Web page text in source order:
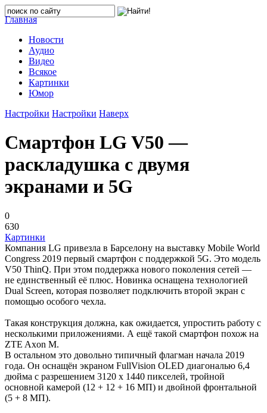
Главная
Новости
Аудио
Видео
Всякое
Картинки
Юмор
Настройки Настройки Наверх
Смартфон LG V50 —
раскладушка с двумя
экранами и 5G
0
630
Картинки
Компания LG привезла в Барселону на выставку Mobile World
Congress 2019 первый смартфон с поддержкой 5G. Это модель
V50 ThinQ. При этом поддержка нового поколения сетей —
не единственный её плюс. Новинка оснащена технологией
Dual Screen, которая позволяет подключить второй экран с
помощью особого чехла.
Такая конструкция должна, как ожидается, упростить работу с
несколькими приложениями. А ещё такой смартфон похож на
ZTE Axon M.
В остальном это довольно типичный флагман начала 2019
года. Он оснащён экраном FullVision OLED диагональю 6,4
дюйма с разрешением 3120 х 1440 пикселей, тройной
основной камерой (12 + 12 + 16 МП) и двойной фронтальной
(5 + 8 МП).